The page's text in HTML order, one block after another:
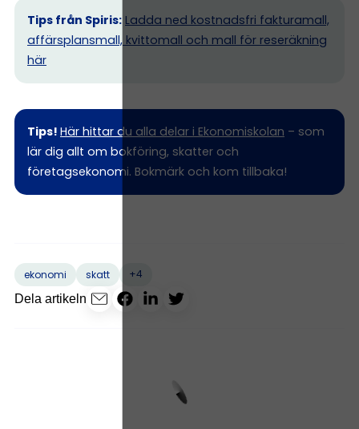
Tips från Spiris: Ladda ned kostnadsfri fakturamall,
affärsplansmall, kvittomall och mall för reseräkning
här
Tips! Här hittar du alla delar i Ekonomiskolan – som
lär dig allt om bokföring, skatter och
företagsekonomi. Bokmärk och kom tillbaka!
ekonomi skatt
+4
Dela artikeln